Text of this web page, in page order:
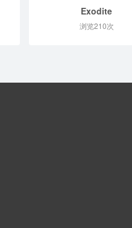
Exodite
浏览210次